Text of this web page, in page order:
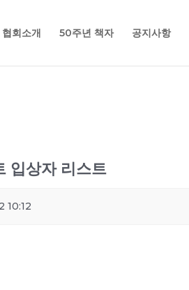
협회소개 50주년 책자 공지사항
입상자 리스트
10:12